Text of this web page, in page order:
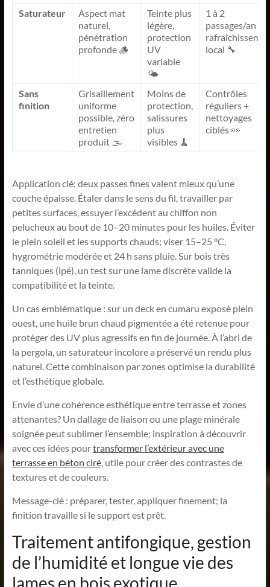
Saturateur
Aspect mat
naturel,
pénétration
profonde 🪵
Teinte plus
légère,
protection
UV
variable
🌤️
1 à 2
passages/an en
local 🔧
Sans
finition
Grisaillement
uniforme
possible, zéro
entretien
produit 🌫️
Moins de
protection,
salissures
plus
visibles 🧹
Contrôles
réguliers +
nettoyages
ciblés 👀
Application clé: deux passes fines valent mieux qu’une
couche épaisse. Étaler dans le sens du fil, travailler par
petites surfaces, essuyer l’excédent au chiffon non
pelucheux au bout de 10–20 minutes pour les huiles. Éviter
le plein soleil et les supports chauds; viser 15–25 °C,
hygrométrie modérée et 24 h sans pluie. Sur bois très
tanniques (ipé), un test sur une lame discrète valide la
compatibilité et la teinte.
Un cas emblématique : sur un deck en cumaru exposé plein
ouest, une huile brun chaud pigmentée a été retenue pour
protéger des UV plus agressifs en fin de journée. À l’abri de
la pergola, un saturateur incolore a préservé un rendu plus
naturel. Cette combinaison par zones optimise la durabilité
et l’esthétique globale.
Envie d’une cohérence esthétique entre terrasse et zones
attenantes? Un dallage de liaison ou une plage minérale
soignée peut sublimer l’ensemble; inspiration à découvrir
avec ces idées pourtransformer l’extérieur avec une
terrasse en béton ciré, utile pour créer des contrastes de
textures et de couleurs.
Message-clé : préparer, tester, appliquer finement; la
finition travaille si le support est prêt.
Traitement antifongique, gestion
de l’humidité et longue vie des